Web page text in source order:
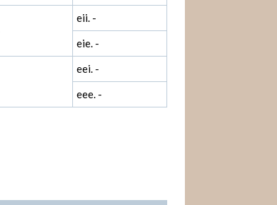
eii. -
eie. -
eei. -
eee. -